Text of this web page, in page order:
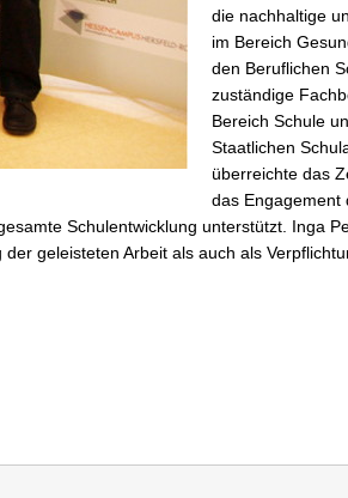
die nachhaltige
im Bereich
den Beruflichen
zuständige
Bereich Schule
Staatlichen
überreichte das
das Engagement
Schulentwicklung unterstützt. Inga
geleisteten Arbeit als auch als